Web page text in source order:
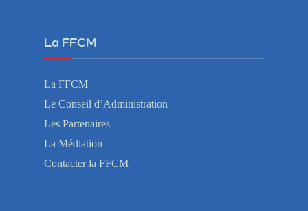
La FFCM
La FFCM
Le Conseil d’Administration
Les Partenaires
La Médiation
Contacter la FFCM